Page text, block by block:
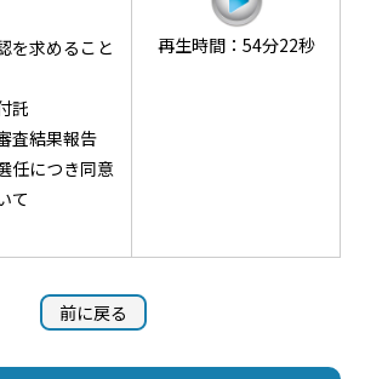
を求めること
託
査結果報告
任につき同意
て
再生時間：54分22秒
前に戻る